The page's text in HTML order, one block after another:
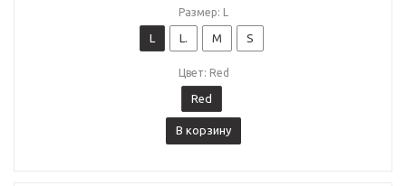
Размер: L
L L. M S
Цвет: Red
Red
В корзину